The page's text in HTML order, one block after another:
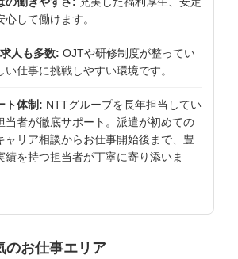
心して働けます。
人も多数: OJTや研修制度が整ってい
い仕事に挑戦しやすい環境です。
ト体制: NTTグループを長年担当してい
当者が徹底サポート。派遣が初めての
ャリア相談からお仕事開始後まで、豊
績を持つ担当者が丁寧に寄り添いま
お仕事エリア